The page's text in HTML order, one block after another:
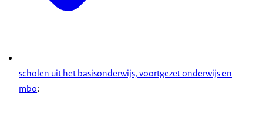
scholen uit het basisonderwijs, voortgezet onderwijs en
mbo;